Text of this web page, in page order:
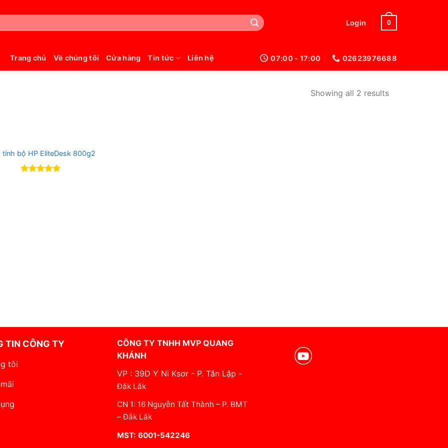
Login 0
Trang chủ Về chúng tôi Cửa hàng Tin tức Liên hệ 07:00 - 17:00 02623976688
Showing all 2 results
tính bộ HP EliteDesk 800g2
TIN CÔNG TY
tôi
CÔNG TY TNHH MVP QUANG
KHÁNH
VP : 39D Y Ni Ksơr - P. Tân Lập -
Đắk Lắk
CN 1: 16 Nguyễn Tất Thành – P. BMT
– Đắk Lắk
MST: 6001-542246